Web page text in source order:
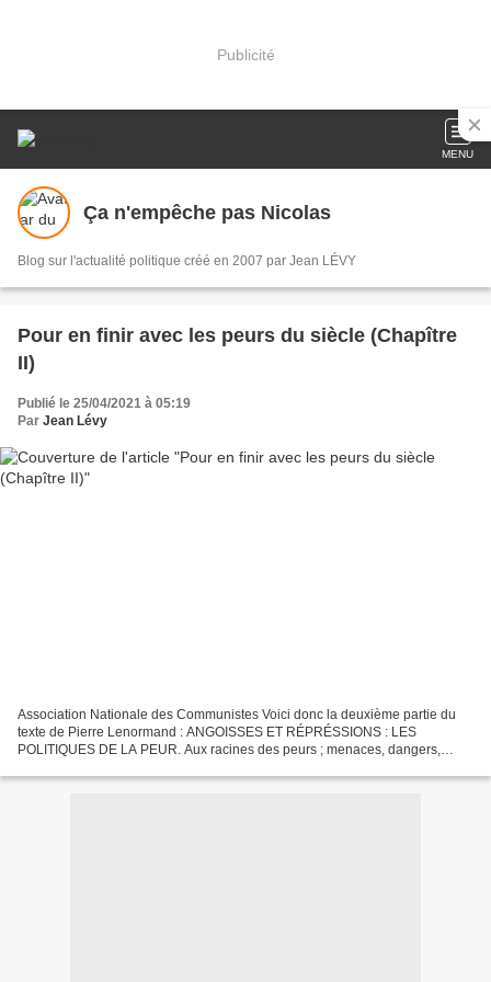
Publicité
MENU
Ça n'empêche pas Nicolas
Blog sur l'actualité politique créé en 2007 par Jean LÉVY
Pour en finir avec les peurs du siècle (Chapître
II)
Publié le 25/04/2021 à 05:19
Par Jean Lévy
Association Nationale des Communistes Voici donc la deuxième partie du
texte de Pierre Lenormand : ANGOISSES ET RÉPRÉSSIONS : LES
POLITIQUES DE LA PEUR. Aux racines des peurs ; menaces, dangers,